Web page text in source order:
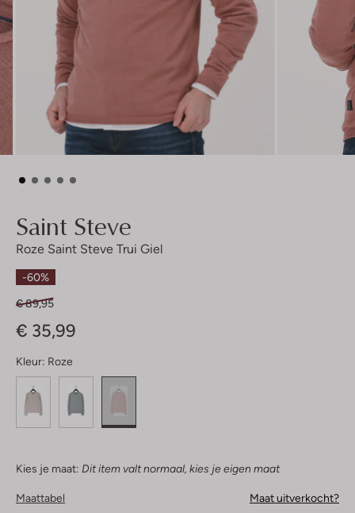
Saint Steve
Roze Saint Steve Trui Giel
-60%
€ 89,95
€ 35,99
Kleur: Roze
Kies je maat: Dit item valt normaal, kies je eigen maat
Maattabel Maat uitverkocht?